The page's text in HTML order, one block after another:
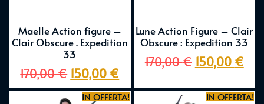
Maelle Action figure –
Clair Obscure . Expedition
33
170,00€ 150,00 €
Lune Action Figure – Clair
Obscure : Expedition 33
170,00€ 150,00 €
IN OFFERTA! IN OFFERTA!